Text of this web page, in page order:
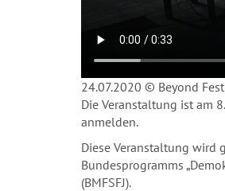
24.07.2020 © Beyond Fest
Die Veranstaltung ist am
anmelden.
Diese Veranstaltung wird
Bundesprogramms
(BMFSFJ).